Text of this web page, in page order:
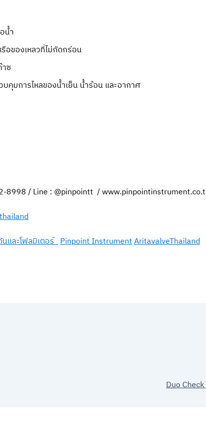
น้ำ
อของเหลวที่ไม่กัดกร่อน
ซ
บคุมการไหลของน้ำเย็น น้ำร้อน และอากาศ
/ Line : @pinpointt /
นและโฟลมิเตอร์Pinpoint InstrumentAritavalveThailand
Duo